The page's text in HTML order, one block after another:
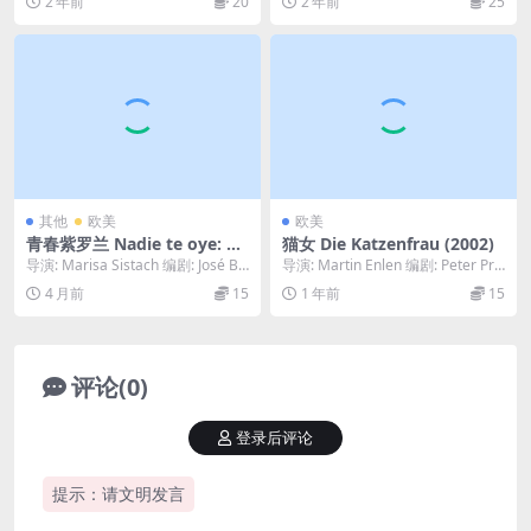
其他 欧美
青春紫罗兰 Nadie te oye: Pe
rfume de violetas (2001)
导演: Marisa Sistach 编剧: José Bu
il / Maris...
4 月前 15
欧美
猫女 Die Katzenfrau (2002)
导演: Martin Enlen 编剧: Peter Pro
bst 主演: Ul...
1 年前 15
评论(0)
提示：请文明发言
登录后评论